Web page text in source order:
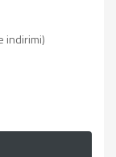
indirimi)